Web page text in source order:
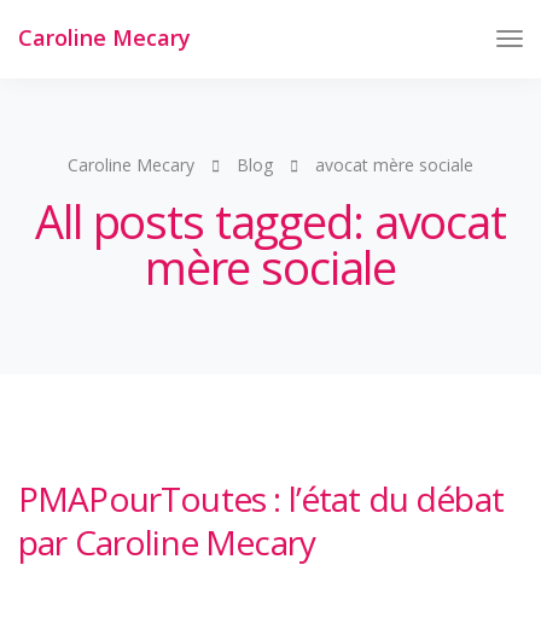
Caroline Mecary
Caroline Mecary Blog avocat mère sociale
All posts tagged: avocat
mère sociale
PMAPourToutes : l’état du débat
par Caroline Mecary